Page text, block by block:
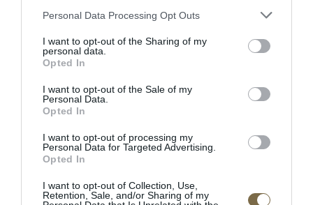
Personal Data Processing Opt Outs
I want to opt-out of the Sharing of my
personal data.
Opted In
I want to opt-out of the Sale of my
Personal Data.
Opted In
I want to opt-out of processing my
Personal Data for Targeted Advertising.
Opted In
I want to opt-out of Collection, Use,
Retention, Sale, and/or Sharing of my
Výška:;210&nbsp;cm
Doba dodania: 4-5 týždňov
Materiál:masívne drevo/ dyhovaná vrchná doska
Výrobca:;MEBIN
Vyrobené z masívneho dreva. Nábytok bude
doručený zmontovaný. Prosím pri objednávke do